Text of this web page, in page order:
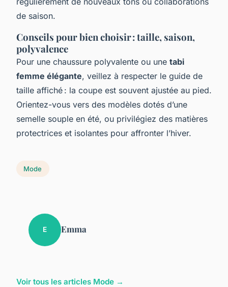
de saison.
Conseils pour bien choisir : taille, saison,
polyvalence
Pour une chaussure polyvalente ou une tabi
femme élégante, veillez à respecter le guide de
taille affiché : la coupe est souvent ajustée au pied.
Orientez-vous vers des modèles dotés d’une
semelle souple en été, ou privilégiez des matières
protectrices et isolantes pour affronter l’hiver.
Mode
E Emma
Voir tous les articles Mode →